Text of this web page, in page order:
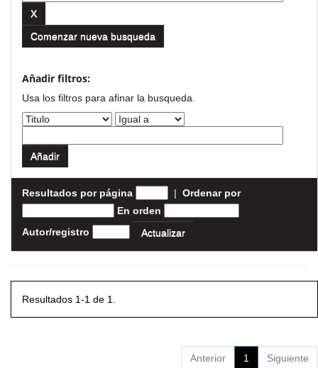
Comenzar nueva busqueda
Añadir filtros:
Usa los filtros para afinar la busqueda.
Resultados por página | Ordenar por
En orden
Autor/registro
Resultados 1-1 de 1.
Anterior 1 Siguiente